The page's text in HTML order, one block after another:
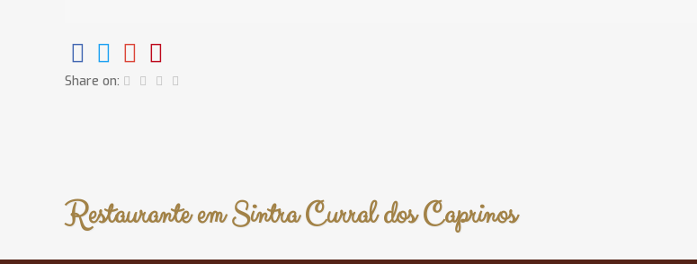
Share on:
Restaurante em Sintra Curral dos Caprinos